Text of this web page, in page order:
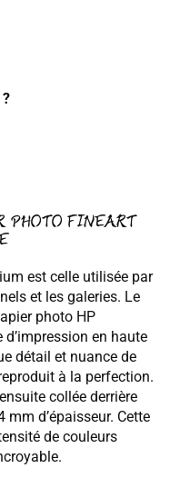
PHOTO FINEART
est celle utilisée par
et les galeries. Le
photo HP
en haute
détail et nuance de
à la perfection.
collée derrière
d’épaisseur. Cette
de couleurs